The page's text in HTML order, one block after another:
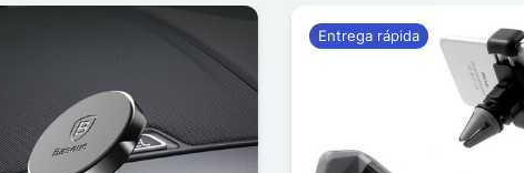
Entrega rápida